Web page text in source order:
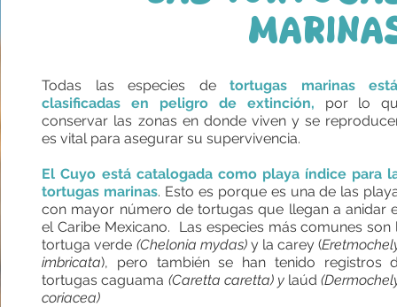
Todas las especies detortugas marinas
clasificadas en peligro de extinción, por lo
conservar las zonas en donde viven y se
es vital para asegurar su supervivencia.
El Cuyo está catalogada como playa índice para
tortugas marinas. Esto es porque es una de las
con mayor número de tortugas que llegan a anidar
el Caribe Mexicano. Las especies más comunes son
tortuga verde (Chelonia mydas) y la carey (
imbricata), pero también se han tenido registros
tortugas caguama (Caretta caretta) y laúd
coriacea)